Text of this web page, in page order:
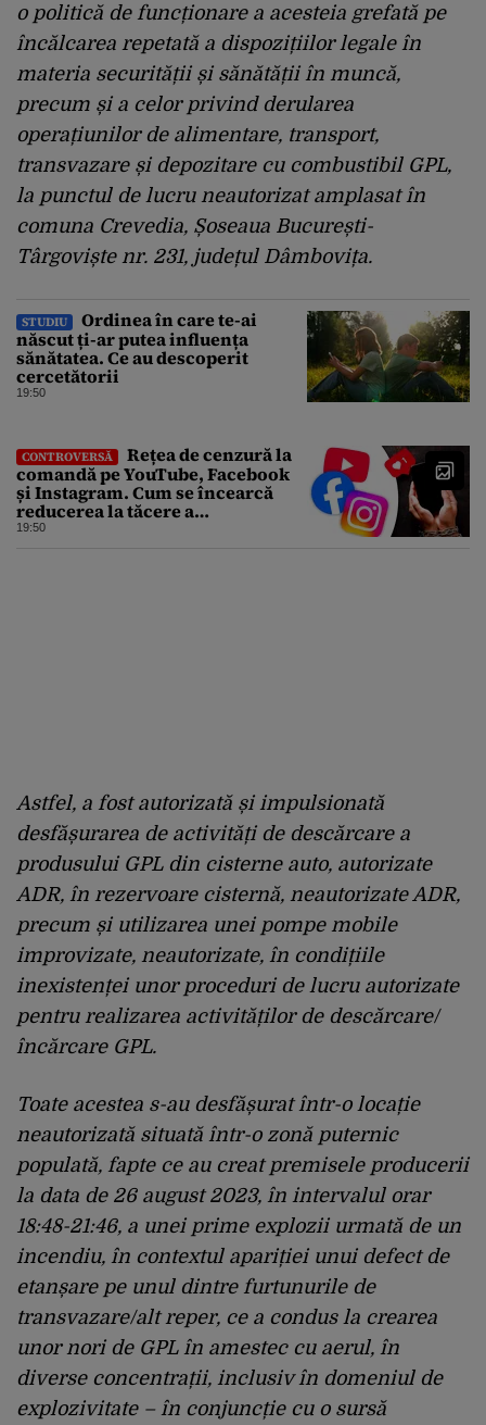
o politică de funcționare a acesteia grefată pe
încălcarea repetată a dispozițiilor legale în
materia securității și sănătății în muncă,
precum și a celor privind derularea
operațiunilor de alimentare, transport,
transvazare și depozitare cu combustibil GPL,
la punctul de lucru neautorizat amplasat în
comuna Crevedia, Șoseaua București-
Târgoviște nr. 231, județul Dâmbovița.
STUDIU
Ordinea în care te-ai
născut ți-ar putea influența
sănătatea. Ce au descoperit
cercetătorii
19:50
CONTROVERSĂ
Rețea de cenzură la
comandă pe YouTube, Facebook
și Instagram. Cum se încearcă
reducerea la tăcere a
investigațiilor de presă de pe
19:50
Astfel, a fost autorizată și impulsionată
desfășurarea de activități de descărcare a
produsului GPL din cisterne auto, autorizate
ADR, în rezervoare cisternă, neautorizate ADR,
precum și utilizarea unei pompe mobile
improvizate, neautorizate, în condițiile
inexistenței unor proceduri de lucru autorizate
pentru realizarea activităților de descărcare/
încărcare GPL.
Toate acestea s-au desfășurat într-o locație
neautorizată situată într-o zonă puternic
populată, fapte ce au creat premisele producerii
la data de 26 august 2023, în intervalul orar
18:48-21:46, a unei prime explozii urmată de un
incendiu, în contextul apariției unui defect de
etanșare pe unul dintre furtunurile de
transvazare/alt reper, ce a condus la crearea
unor nori de GPL în amestec cu aerul, în
diverse concentrații, inclusiv în domeniul de
explozivitate – în conjuncție cu o sursă